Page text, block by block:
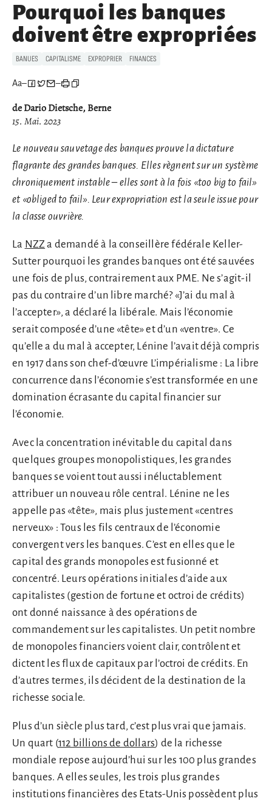
Pourquoi les banques
doivent être expropriées
BANUES CAPITALISME EXPROPRIER FINANCES
Aa– –
de Dario Dietsche, Berne
15. Mai. 2023
Le nouveau sauvetage des banques prouve la dictature
flagrante des grandes banques. Elles règnent sur un système
chroniquement instable – elles sont à la fois «too big to fail»
et «obliged to fail». Leur expropriation est la seule issue pour
la classe ouvrière.
La NZZ a demandé à la conseillère fédérale Keller-
Sutter pourquoi les grandes banques ont été sauvées
une fois de plus, contrairement aux PME. Ne s’agit-il
pas du contraire d’un libre marché? «J’ai du mal à
l’accepter», a déclaré la libérale. Mais l’économie
serait composée d’une «tête» et d’un «ventre». Ce
qu’elle a du mal à accepter, Lénine l’avait déjà compris
en 1917 dans son chef-d’œuvre L’impérialisme : La libre
concurrence dans l’économie s’est transformée en une
domination écrasante du capital financier sur
l’économie.
Avec la concentration inévitable du capital dans
quelques groupes monopolistiques, les grandes
banques se voient tout aussi inéluctablement
attribuer un nouveau rôle central. Lénine ne les
appelle pas «tête», mais plus justement «centres
nerveux» : Tous les fils centraux de l’économie
convergent vers les banques. C’est en elles que le
capital des grands monopoles est fusionné et
concentré. Leurs opérations initiales d’aide aux
capitalistes (gestion de fortune et octroi de crédits)
ont donné naissance à des opérations de
commandement sur les capitalistes. Un petit nombre
de monopoles financiers voient clair, contrôlent et
dictent les flux de capitaux par l’octroi de crédits. En
d’autres termes, ils décident de la destination de la
richesse sociale.
Plus d’un siècle plus tard, c’est plus vrai que jamais.
Un quart (112 billions de dollars) de la richesse
mondiale repose aujourd’hui sur les 100 plus grandes
banques. A elles seules, les trois plus grandes
institutions financières des Etats-Unis possèdent plus